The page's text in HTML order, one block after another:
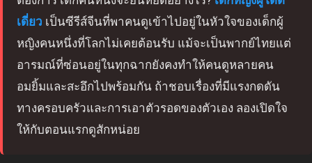
เดี่ยว เป็นซีรีส์จีนที่พาคนดูเข้าไปอยู่ในหัวใจของเด็กผู้
หญิงคนหนึ่งที่โลกไม่เคยต้อนรับ แม้จะเป็นพากย์ไทยแต่
อารมณ์ที่ซ่อนอยู่ในทุกฉากยังคงทำให้คนดูหลายคน
อมยิ้มและสะอึกไปพร้อมกัน ถ้าชอบเรื่องที่มีแรงกดดัน
ทางครอบครัวและการเอาตัวรอดของตัวเอง ลองเปิดใจ
ให้กับตอนแรกดูสักหน่อย